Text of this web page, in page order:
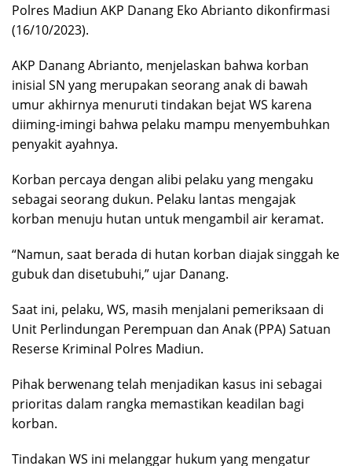
Polres Madiun AKP Danang Eko Abrianto dikonfirmasi
(16/10/2023).
AKP Danang Abrianto, menjelaskan bahwa korban
inisial SN yang merupakan seorang anak di bawah
umur akhirnya menuruti tindakan bejat WS karena
diiming-imingi bahwa pelaku mampu menyembuhkan
penyakit ayahnya.
Korban percaya dengan alibi pelaku yang mengaku
sebagai seorang dukun. Pelaku lantas mengajak
korban menuju hutan untuk mengambil air keramat.
“Namun, saat berada di hutan korban diajak singgah ke
gubuk dan disetubuhi,” ujar Danang.
Saat ini, pelaku, WS, masih menjalani pemeriksaan di
Unit Perlindungan Perempuan dan Anak (PPA) Satuan
Reserse Kriminal Polres Madiun.
Pihak berwenang telah menjadikan kasus ini sebagai
prioritas dalam rangka memastikan keadilan bagi
korban.
Tindakan WS ini melanggar hukum yang mengatur